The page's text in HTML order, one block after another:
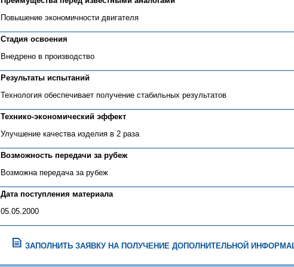
Повышение экономичности двигателя
Стадия освоения
Внедрено в производство
Результаты испытаний
Технология обеспечивает получение стабильных результатов
Технико-экономический эффект
Улучшение качества изделия в 2 раза
Возможность передачи за рубеж
Возможна передача за рубеж
Дата поступления материала
05.05.2000
ЗАПОЛНИТЬ ЗАЯВКУ НА ПОЛУЧЕНИЕ ДОПОЛНИТЕЛЬНОЙ